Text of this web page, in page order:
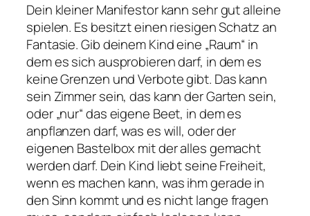
Dein kleiner Manifestor kann sehr gut alleine
spielen. Es besitzt einen riesigen Schatz an
Fantasie. Gib deinem Kind eine „Raum“ in
dem es sich ausprobieren darf, in dem es
keine Grenzen und Verbote gibt. Das kann
sein Zimmer sein, das kann der Garten sein,
oder „nur“ das eigene Beet, in dem es
anpflanzen darf, was es will, oder der
eigenen Bastelbox mit der alles gemacht
werden darf. Dein Kind liebt seine Freiheit,
wenn es machen kann, was ihm gerade in
den Sinn kommt und es nicht lange fragen